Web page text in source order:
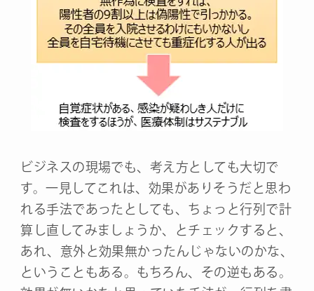
ビジネスの現場でも、考え方としても大切で
す。一見してこれは、効果がありそうだと思わ
れる手法であったとしても、ちょっと行列で計
算し直してみましょうか、とチェックすると、
あれ、意外と効果無かったんじゃないのかな、
ということもある。もちろん、その逆もある。